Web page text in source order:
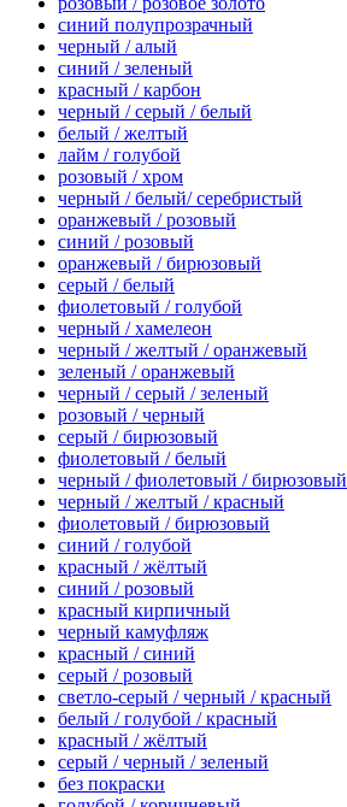
синий полупрозрачный
черный / алый
синий / зеленый
красный / карбон
черный / серый / белый
белый / желтый
лайм / голубой
розовый / хром
черный / белый/ серебристый
оранжевый / розовый
синий / розовый
оранжевый / бирюзовый
серый / белый
фиолетовый / голубой
черный / хамелеон
черный / желтый / оранжевый
зеленый / оранжевый
черный / серый / зеленый
розовый / черный
серый / бирюзовый
фиолетовый / белый
черный / фиолетовый / бирюзовый
черный / желтый / красный
фиолетовый / бирюзовый
синий / голубой
красный / жёлтый
синий / розовый
красный кирпичный
черный камуфляж
красный / синий
серый / розовый
светло-серый / черный / красный
белый / голубой / красный
красный / жёлтый
серый / черный / зеленый
без покраски